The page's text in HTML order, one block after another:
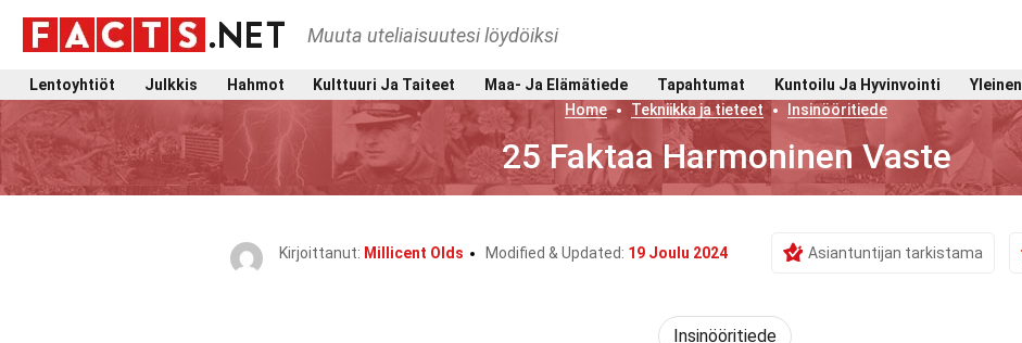
Muuta uteliaisuutesi löydöiksi
Lentoyhtiöt Julkkis Hahmot Kulttuuri Ja Taiteet Maa- Ja Elämätiede Tapahtumat Kuntoilu Ja Hyvinvointi Yleinen
Home
Tekniikka ja tieteet Insinööritiede
25 Faktaa Harmoninen Vaste
Kirjoittanut: Millicent Olds Modified & Updated: 19 Joulu 2024 Asiantuntijan tarkistama
Insinööritiede